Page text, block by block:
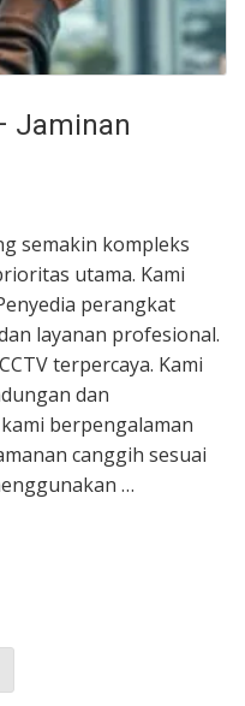
Jaminan
semakin kompleks
utama. Kami
perangkat
layanan profesional.
terpercaya. Kami
dan
berpengalaman
canggih sesuai
…